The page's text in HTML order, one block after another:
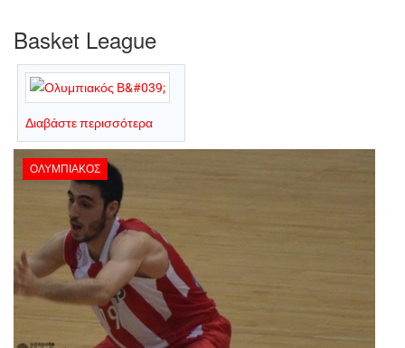
Basket League
Διαβάστε περισσότερα
ΟΛΥΜΠΙΑΚΌΣ